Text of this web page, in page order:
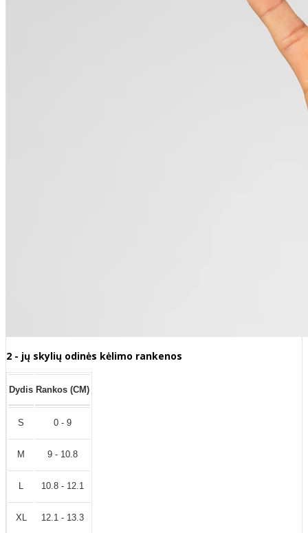
2 - jų skylių odinės kėlimo rankenos
Dydis Rankos (CM)
S 0 - 9
M 9 - 10.8
L 10.8 - 12.1
XL 12.1 - 13.3